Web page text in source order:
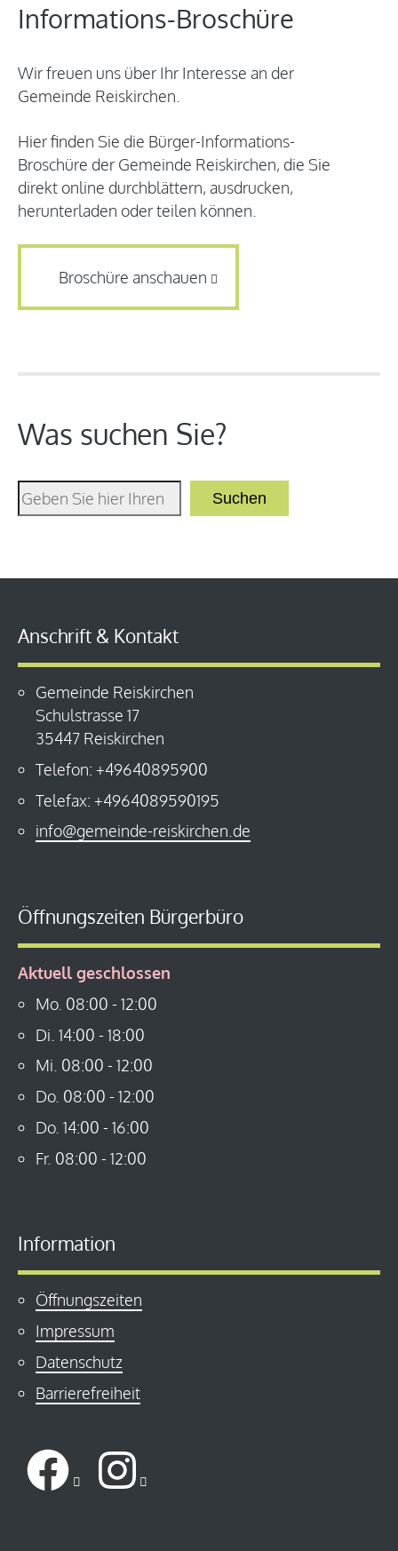
Informations-Broschüre
Wir freuen uns über Ihr Interesse an der
Gemeinde Reiskirchen.
Hier finden Sie die Bürger-Informations-
Broschüre der Gemeinde Reiskirchen, die Sie
direkt online durchblättern, ausdrucken,
herunterladen oder teilen können.
Broschüre anschauen
Was suchen Sie?
Suchen
Anschrift & Kontakt
Gemeinde Reiskirchen
Schulstrasse 17
35447 Reiskirchen
Telefon: +49640895900
Telefax: +4964089590195
info@gemeinde-reiskirchen.de
Öffnungszeiten Bürgerbüro
Aktuell geschlossen
Mo. 08:00 - 12:00
Di. 14:00 - 18:00
Mi. 08:00 - 12:00
Do. 08:00 - 12:00
Do. 14:00 - 16:00
Fr. 08:00 - 12:00
Information
Öffnungszeiten
Impressum
Datenschutz
Barrierefreiheit